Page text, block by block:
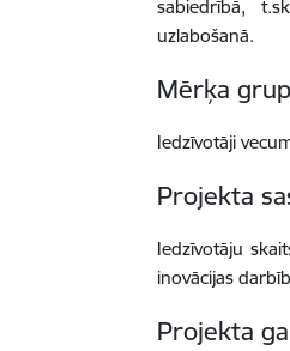
sabiedrībā,
uzlabošanā.
Mērķa
Iedzīvotāji
Projekta
Iedzīvotāju
inovācijas
Projekta